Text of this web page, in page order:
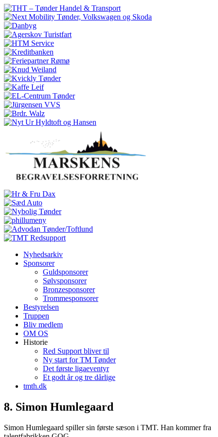
Nyhedsarkiv
Sponsorer
Guldsponsorer
Sølvsponsorer
Bronzesponsorer
Trommesponsorer
Bestyrelsen
Truppen
Bliv medlem
OM OS
Historie
Red Support bliver til
Ny start for TM Tønder
Det første ligaeventyr
Et godt år og tre dårlige
tmth.dk
8. Simon Humlegaard
Simon Humlegaard spiller sin første sæson i TMT. Han kommer fra